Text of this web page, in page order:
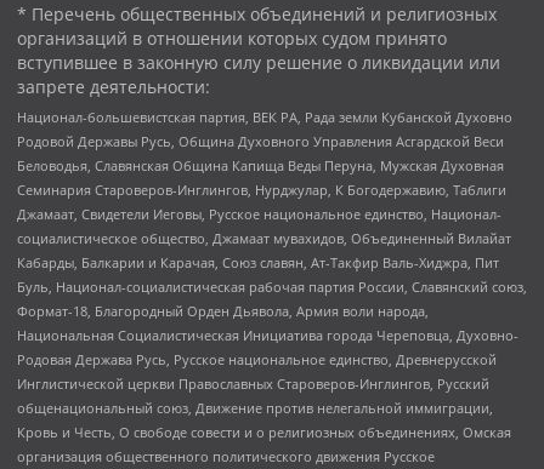
* Перечень общественных объединений и религиозных
организаций в отношении которых судом принято
вступившее в законную силу решение о ликвидации или
запрете деятельности:
Национал-большевистская партия, ВЕК РА, Рада земли Кубанской Духовно
Родовой Державы Русь, Община Духовного Управления Асгардской Веси
Беловодья, Славянская Община Капища Веды Перуна, Мужская Духовная
Семинария Староверов-Инглингов, Нурджулар, К Богодержавию, Таблиги
Джамаат, Свидетели Иеговы, Русское национальное единство, Национал-
социалистическое общество, Джамаат мувахидов, Объединенный Вилайат
Кабарды, Балкарии и Карачая, Союз славян, Ат-Такфир Валь-Хиджра, Пит
Буль, Национал-социалистическая рабочая партия России, Славянский союз,
Формат-18, Благородный Орден Дьявола, Армия воли народа,
Национальная Социалистическая Инициатива города Череповца, Духовно-
Родовая Держава Русь, Русское национальное единство, Древнерусской
Инглистической церкви Православных Староверов-Инглингов, Русский
общенациональный союз, Движение против нелегальной иммиграции,
Кровь и Честь, О свободе совести и о религиозных объединениях, Омская
организация общественного политического движения Русское